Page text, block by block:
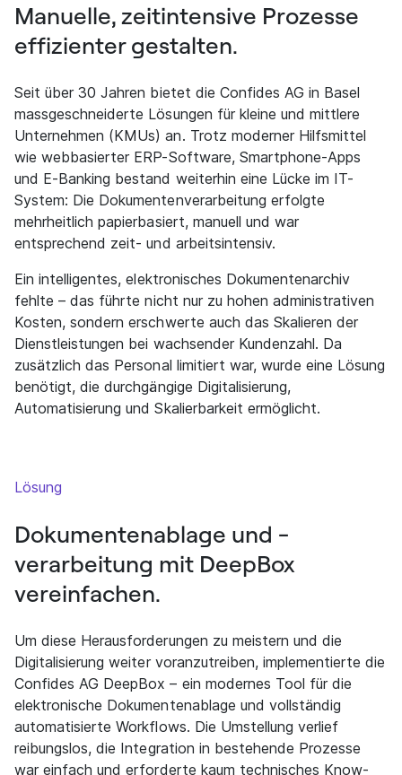
Manuelle, zeitintensive Prozesse
effizienter gestalten.
Seit über 30 Jahren bietet die Confides AG in Basel
massgeschneiderte Lösungen für kleine und mittlere
Unternehmen (KMUs) an. Trotz moderner Hilfsmittel
wie webbasierter ERP-Software, Smartphone-Apps
und E-Banking bestand weiterhin eine Lücke im IT-
System: Die Dokumentenverarbeitung erfolgte
mehrheitlich papierbasiert, manuell und war
entsprechend zeit- und arbeitsintensiv.
Ein intelligentes, elektronisches Dokumentenarchiv
fehlte – das führte nicht nur zu hohen administrativen
Kosten, sondern erschwerte auch das Skalieren der
Dienstleistungen bei wachsender Kundenzahl. Da
zusätzlich das Personal limitiert war, wurde eine Lösung
benötigt, die durchgängige Digitalisierung,
Automatisierung und Skalierbarkeit ermöglicht.
Lösung
Dokumentenablage und -
verarbeitung mit DeepBox
vereinfachen.
Um diese Herausforderungen zu meistern und die
Digitalisierung weiter voranzutreiben, implementierte die
Confides AG DeepBox – ein modernes Tool für die
elektronische Dokumentenablage und vollständig
automatisierte Workflows. Die Umstellung verlief
reibungslos, die Integration in bestehende Prozesse
war einfach und erforderte kaum technisches Know-